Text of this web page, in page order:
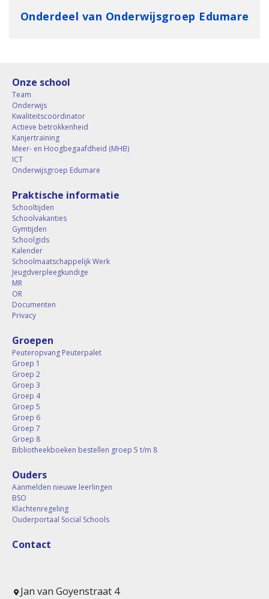
Onderdeel van Onderwijsgroep Edumare
Onze school
Team
Onderwijs
Kwaliteitscoördinator
Actieve betrokkenheid
Kanjertraining
Meer- en Hoogbegaafdheid (MHB)
ICT
Onderwijsgroep Edumare
Praktische informatie
Schooltijden
Schoolvakanties
Gymtijden
Schoolgids
Kalender
Schoolmaatschappelijk Werk
Jeugdverpleegkundige
MR
OR
Documenten
Privacy
Groepen
Peuteropvang Peuterpalet
Groep 1
Groep 2
Groep 3
Groep 4
Groep 5
Groep 6
Groep 7
Groep 8
Bibliotheekboeken bestellen groep 5 t/m 8
Ouders
Aanmelden nieuwe leerlingen
BSO
Klachtenregeling
Ouderportaal Social Schools
Contact
Jan van Goyenstraat 4